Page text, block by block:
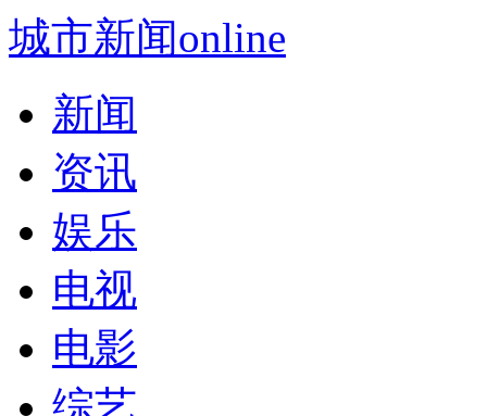
城市新闻online
新闻
资讯
娱乐
电视
电影